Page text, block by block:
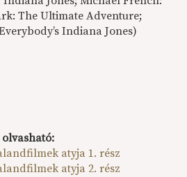
The Ultimate Adventure;
Indiana Jones)
atyja 1. rész
atyja 2. rész